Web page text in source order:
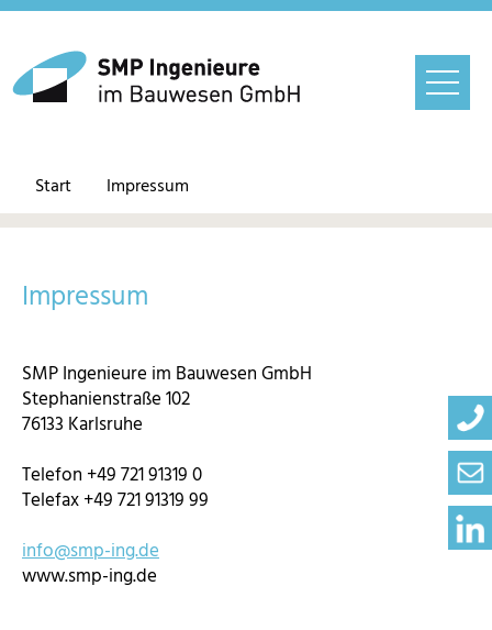
Start Impressum
Impressum
SMP Ingenieure im Bauwesen GmbH
Stephanienstraße 102
76133 Karlsruhe
Telefon +49 721 91319 0
Telefax +49 721 91319 99
info@smp-ing.de
www.smp-ing.de